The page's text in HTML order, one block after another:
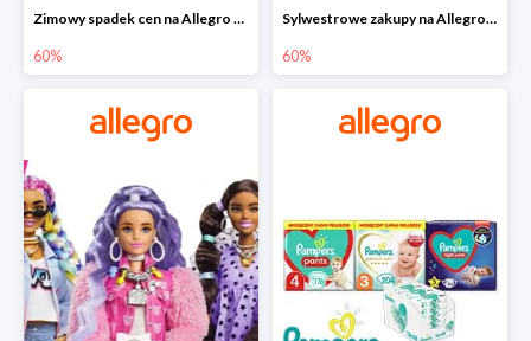
Zimowy spadek cen na Allegro - lalki Barbie do -60%
60%
Sylwestrowe zakupy na Allegro do -60%
60%